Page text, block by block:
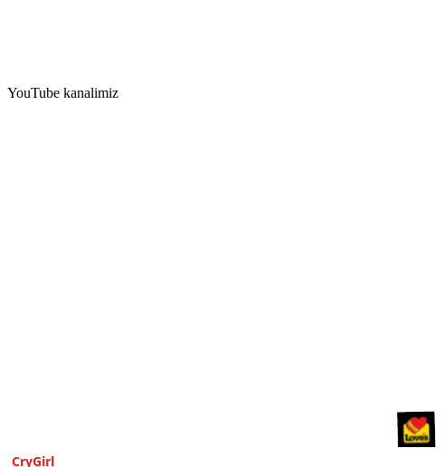
YouTube kanalimiz